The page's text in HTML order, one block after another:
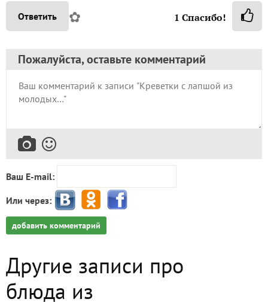
Ответить ✿ 1 Спасибо!
Пожалуйста, оставьте комментарий
Ваш E-mail:
Или через:
добавить комментарий
Другие записи про
блюда из